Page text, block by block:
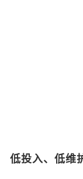
低投入、低维